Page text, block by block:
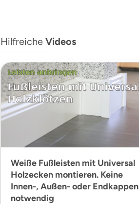
Hilfreiche Videos
Weiße Fußleisten mit Universal
Holzecken montieren. Keine
Innen-, Außen- oder Endkappen
notwendig